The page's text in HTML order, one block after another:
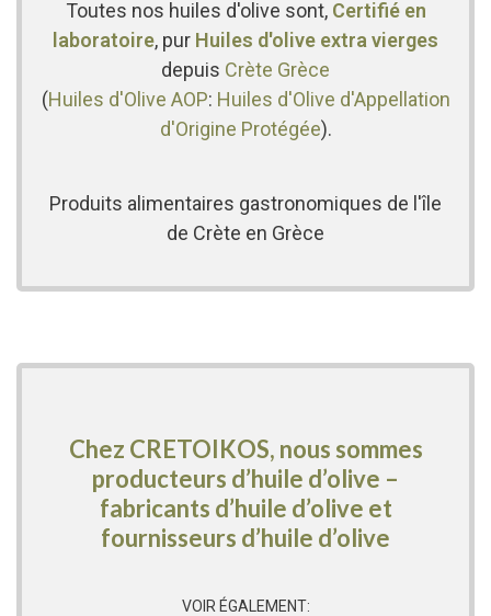
Toutes nos huiles d'olive sont, Certifié en
laboratoire, pur Huiles d'olive extra vierges
depuis Crète Grèce
(Huiles d'Olive AOP: Huiles d'Olive d'Appellation
d'Origine Protégée).
Produits alimentaires gastronomiques de l'île
de Crète en Grèce
Chez CRETOIKOS, nous sommes
producteurs d’huile d’olive –
fabricants d’huile d’olive et
fournisseurs d’huile d’olive
VOIR ÉGALEMENT: